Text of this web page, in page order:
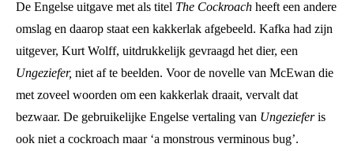
De Engelse uitgave met als titel The Cockroach heeft een andere
omslag en daarop staat een kakkerlak afgebeeld. Kafka had zijn
uitgever, Kurt Wolff, uitdrukkelijk gevraagd het dier, een
Ungeziefer, niet af te beelden. Voor de novelle van McEwan die
met zoveel woorden om een kakkerlak draait, vervalt dat
bezwaar. De gebruikelijke Engelse vertaling van Ungezieferis
ook niet a cockroach maar ‘a monstrous verminous bug’.